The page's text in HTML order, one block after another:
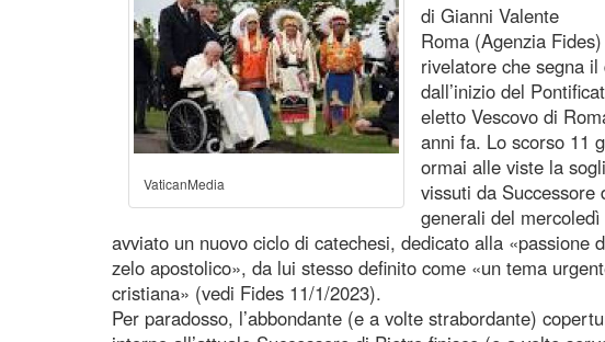
VaticanMedia
di Gianni Valente
Roma (Agenzia
rivelatore che segna
dall’inizio del
eletto Vescovo di
anni fa. Lo scorso 11
ormai alle viste la
vissuti da
generali del
avviato un nuovo ciclo di catechesi, dedicato alla «passione
zelo apostolico», da lui stesso definito come «un tema
cristiana» (vedi Fides 11/1/2023).
Per paradosso, l’abbondante (e a volte strabordante)